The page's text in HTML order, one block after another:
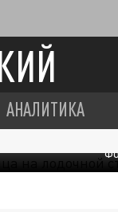
АНАЛИТИКА